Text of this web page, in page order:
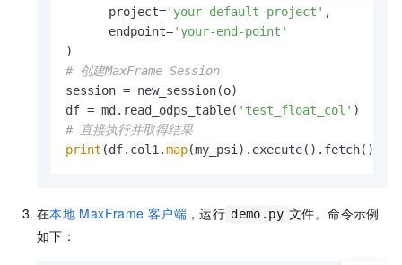
      project=
'your-default-project' ,
      endpoint=
'your-end-point'
# 创建MaxFrame Session
session = new_session(o)
df = md.read_odps_table( 'test_float_col'
# 直接执行并取得结果
print (df.col1.map(my_psi).execute().fetch())
在本地 MaxFrame 客户端 ，运行 demo.py 文件。命令示例
如下：